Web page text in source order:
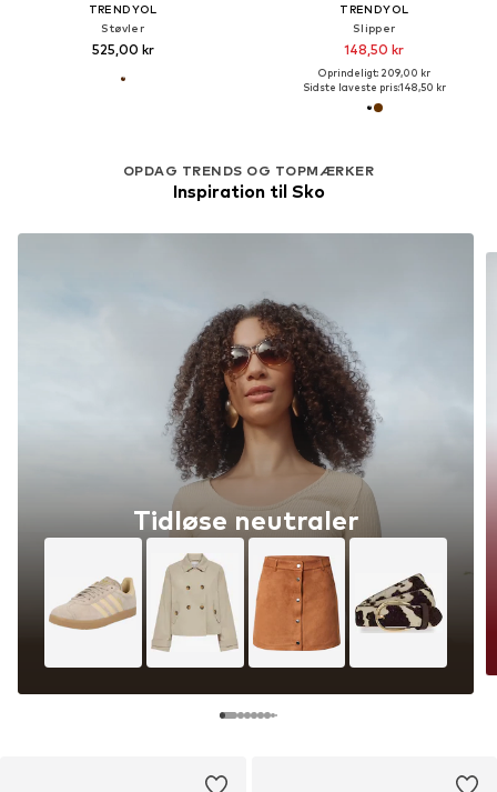
TRENDYOL
Støvler
525,00 kr
TRENDYOL
Slipper
148,50 kr
Oprindeligt: 209,00 kr
Sidste laveste pris:148,50 kr
OPDAG TRENDS OG TOPMÆRKER
Inspiration til Sko
Tidløse neutraler